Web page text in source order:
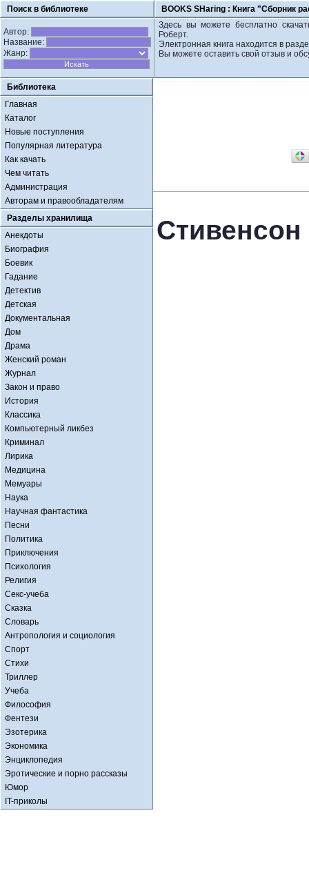
Поиск в библиотеке BOOKS SHaring : Книга "Сборник
Автор:
Название:
Жанр:
Здесь вы можете бесплатно
Роберт.
Электронная книга находится в
Вы можете оставить свой отзыв и
Библиотека
Главная
Каталог
Новые поступления
Популярная литература
Как качать
Чем читать
Администрация
Авторам и правообладателям
Разделы хранилища
Анекдоты
Биография
Боевик
Гадание
Детектив
Детская
Документальная
Дом
Драма
Женский роман
Журнал
Закон и право
История
Классика
Компьютерный ликбез
Криминал
Лирика
Медицина
Мемуары
Наука
Научная фантастика
Песни
Политика
Приключения
Психология
Религия
Секс-учеба
Сказка
Словарь
Антропология и социология
Спорт
Стихи
Триллер
Учеба
Философия
Фентези
Эзотерика
Экономика
Энциклопедия
Эротические и порно рассказы
Юмор
IT-приколы
Стивенсон